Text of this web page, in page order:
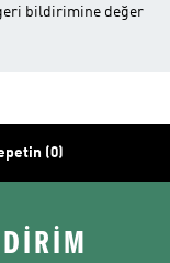
bildirimine değer
(0)